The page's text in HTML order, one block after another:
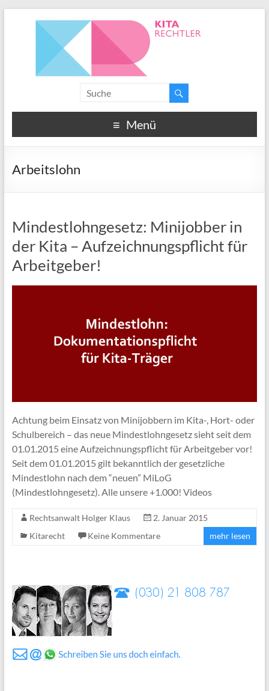
Menü
Arbeitslohn
Mindestlohngesetz: Minijobber in
der Kita – Aufzeichnungspflicht für
Arbeitgeber!
Achtung beim Einsatz von Minijobbern im Kita-, Hort- oder
Schulbereich – das neue Mindestlohngesetz sieht seit dem
01.01.2015 eine Aufzeichnungspflicht für Arbeitgeber vor!
Seit dem 01.01.2015 gilt bekanntlich der gesetzliche
Mindestlohn nach dem “neuen” MiLoG
(Mindestlohngesetz). Alle unsere +1.000! Videos
Rechtsanwalt Holger Klaus
2. Januar 2015
Kitarecht
Keine Kommentare mehr lesen